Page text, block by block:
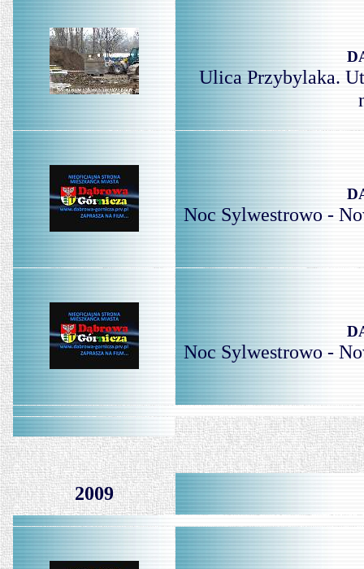
Ulica Przybylaka.
Noc Sylwestrowo -
Noc Sylwestrowo -
2009